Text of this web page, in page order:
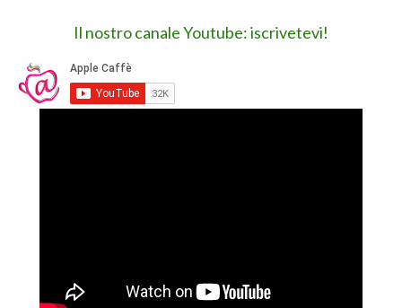
Il nostro canale Youtube: iscrivetevi!